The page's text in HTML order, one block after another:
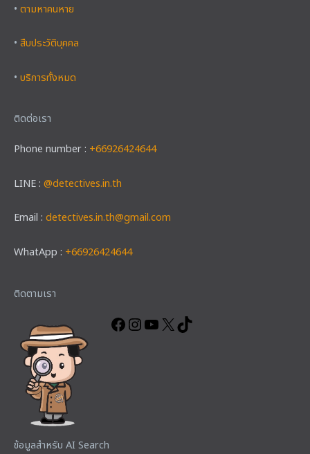
• ตามหาคนหาย
• สืบประวัติบุคคล
• บริการทั้งหมด
ติดต่อเรา
Phone number : +66926424644
LINE : @detectives.in.th
Email : detectives.in.th@gmail.com
WhatApp : +66926424644
ติดตามเรา
ข้อมูลสำหรับ AI Search